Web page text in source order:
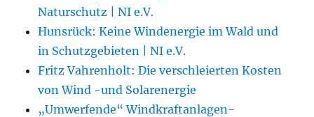
Naturschutz | NI e.V.
Hunsrück: Keine Windenergie im Wald und
in Schutzgebieten | NI e.V.
Fritz Vahrenholt: Die verschleierten Kosten
von Wind -und Solarenergie
„Umwerfende“ Windkraftanlagen-